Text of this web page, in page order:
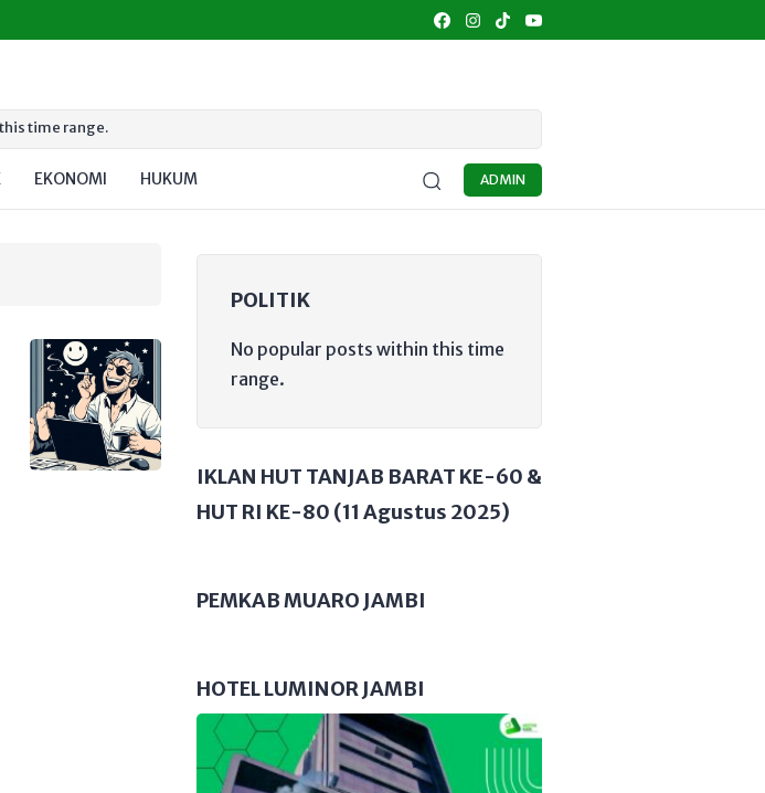
time range.
ADMIN
EKONOMI HUKUM UMKM
POLITIK
No popular posts within this time
range.
IKLAN HUT TANJAB BARAT KE-60 &
HUT RI KE-80 (11 Agustus 2025)
PEMKAB MUARO JAMBI
HOTEL LUMINOR JAMBI